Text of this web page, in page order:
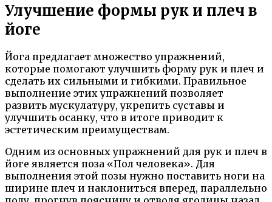
Улучшение формы рук и плеч в
йоге
Йога предлагает множество упражнений,
которые помогают улучшить форму рук и плеч и
сделать их сильными и гибкими. Правильное
выполнение этих упражнений позволяет
развить мускулатуру, укрепить суставы и
улучшить осанку, что в итоге приводит к
эстетическим преимуществам.
Одним из основных упражнений для рук и плеч в
йоге является поза «Пол человека». Для
выполнения этой позы нужно поставить ноги на
ширине плеч и наклониться вперед, параллельно